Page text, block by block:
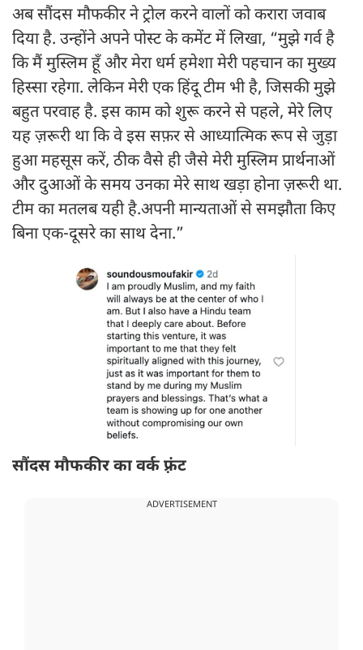
अब सौंदस मौफकीर ने ट्रोल करने वालों को करारा जवाब
दिया है. उन्होंने अपने पोस्ट के कमेंट में लिखा, “मुझे गर्व है
कि मैं मुस्लिम हूँ और मेरा धर्म हमेशा मेरी पहचान का मुख्य
हिस्सा रहेगा. लेकिन मेरी एक हिंदू टीम भी है, जिसकी मुझे
बहुत परवाह है. इस काम को शुरू करने से पहले, मेरे लिए
यह ज़रूरी था कि वे इस सफ़र से आध्यात्मिक रूप से जुड़ा
हुआ महसूस करें, ठीक वैसे ही जैसे मेरी मुस्लिम प्रार्थनाओं
और दुआओं के समय उनका मेरे साथ खड़ा होना ज़रूरी था.
टीम का मतलब यही है.अपनी मान्यताओं से समझौता किए
बिना एक-दूसरे का साथ देना.”
सौंदस मौफकीर का वर्क फ़्रंट
ADVERTISEMENT